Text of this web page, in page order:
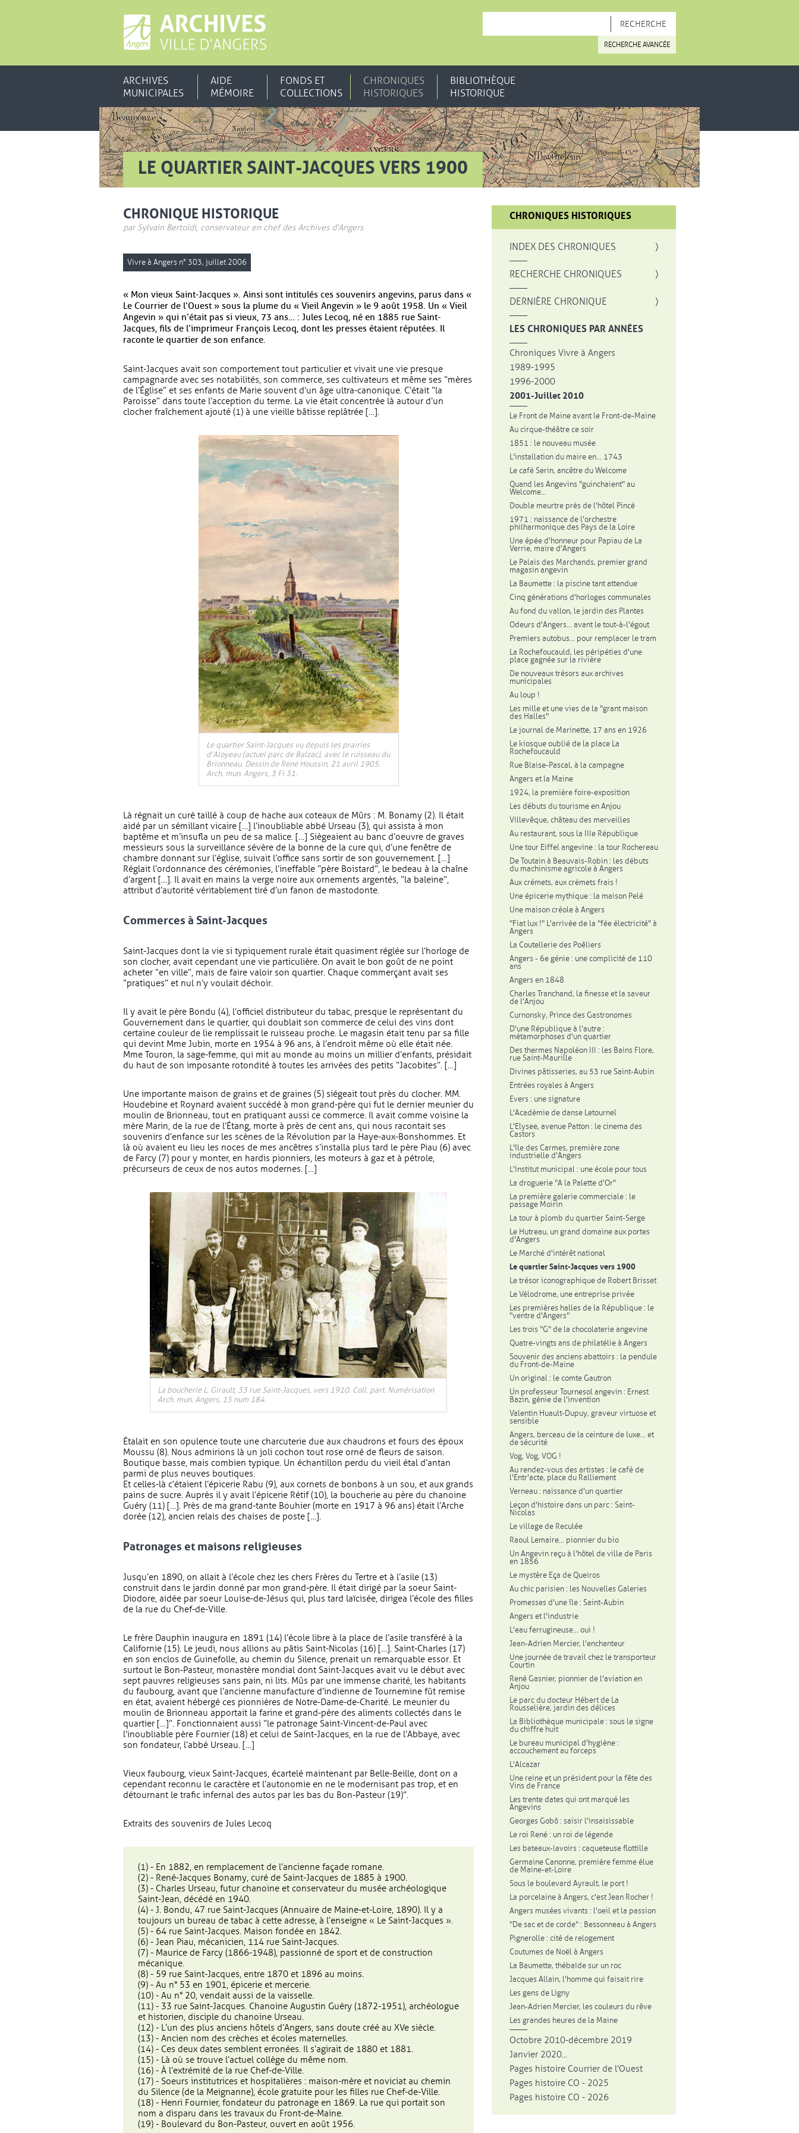
RECHERCHE AVANCÉE
ARCHIVES
MUNICIPALES
AIDE
MÉMOIRE
FONDS ET
COLLECTIONS
CHRONIQUES
HISTORIQUES
BIBLIOTHÈQUE
HISTORIQUE
LE QUARTIER SAINT-JACQUES VERS 1900
CHRONIQUE HISTORIQUE
par Sylvain Bertoldi, conservateur en chef des Archives d'Angers
Vivre à Angers n° 303, juillet 2006
« Mon vieux Saint-Jacques ». Ainsi sont intitulés ces souvenirs angevins, parus dans «
Le Courrier de l’Ouest » sous la plume du « Vieil Angevin » le 9 août 1958. Un « Vieil
Angevin » qui n’était pas si vieux, 73 ans… : Jules Lecoq, né en 1885 rue Saint-
Jacques, fils de l’imprimeur François Lecoq, dont les presses étaient réputées. Il
raconte le quartier de son enfance.
Saint-Jacques avait son comportement tout particulier et vivait une vie presque
campagnarde avec ses notabilités, son commerce, ses cultivateurs et même ses “mères
de l’Église” et ses enfants de Marie souvent d’un âge ultra-canonique. C’était “la
Paroisse” dans toute l’acception du terme. La vie était concentrée là autour d’un
clocher fraîchement ajouté (1) à une vieille bâtisse replâtrée […].
Le quartier Saint-Jacques vu depuis les prairies
d’Aloyeau (actuel parc de Balzac), avec le ruisseau du
Brionneau. Dessin de René Houssin, 21 avril 1905.
Arch. mun. Angers, 3 Fi 31.
Là régnait un curé taillé à coup de hache aux coteaux de Mûrs : M. Bonamy (2). Il était
aidé par un sémillant vicaire […] l’inoubliable abbé Urseau (3), qui assista à mon
baptême et m’insufla un peu de sa malice. […] Siègeaient au banc d’oeuvre de graves
messieurs sous la surveillance sévère de la bonne de la cure qui, d’une fenêtre de
chambre donnant sur l’église, suivait l’office sans sortir de son gouvernement. […]
Réglait l’ordonnance des cérémonies, l’ineffable “père Boistard”, le bedeau à la chaîne
d’argent […]. Il avait en mains la verge noire aux ornements argentés, “la baleine”,
attribut d’autorité véritablement tiré d’un fanon de mastodonte.
Commerces à Saint-Jacques
Saint-Jacques dont la vie si typiquement rurale était quasiment réglée sur l’horloge de
son clocher, avait cependant une vie particulière. On avait le bon goût de ne point
acheter “en ville”, mais de faire valoir son quartier. Chaque commerçant avait ses
“pratiques” et nul n’y voulait déchoir.
Il y avait le père Bondu (4), l’officiel distributeur du tabac, presque le représentant du
Gouvernement dans le quartier, qui doublait son commerce de celui des vins dont
certaine couleur de lie remplissait le ruisseau proche. Le magasin était tenu par sa fille
qui devint Mme Jubin, morte en 1954 à 96 ans, à l’endroit même où elle était née.
Mme Touron, la sage-femme, qui mit au monde au moins un millier d’enfants, présidait
du haut de son imposante rotondité à toutes les arrivées des petits “Jacobites”. […]
Une importante maison de grains et de graines (5) siégeait tout près du clocher. MM.
Houdebine et Roynard avaient succédé à mon grand-père qui fut le dernier meunier du
moulin de Brionneau, tout en pratiquant aussi ce commerce. Il avait comme voisine la
mère Marin, de la rue de l’Étang, morte à près de cent ans, qui nous racontait ses
souvenirs d’enfance sur les scènes de la Révolution par la Haye-aux-Bonshommes. Et
là où avaient eu lieu les noces de mes ancêtres s’installa plus tard le père Piau (6) avec
de Farcy (7) pour y monter, en hardis pionniers, les moteurs à gaz et à pétrole,
précurseurs de ceux de nos autos modernes. […]
La boucherie L. Girault, 33 rue Saint-Jacques, vers 1910. Coll. part. Numérisation
Arch. mun. Angers, 15 num 184.
Étalait en son opulence toute une charcuterie due aux chaudrons et fours des époux
Moussu (8). Nous admirions là un joli cochon tout rose orné de fleurs de saison.
Boutique basse, mais combien typique. Un échantillon perdu du vieil étal d’antan
parmi de plus neuves boutiques.
Et celles-là c’étaient l’épicerie Rabu (9), aux cornets de bonbons à un sou, et aux grands
pains de sucre. Auprès il y avait l’épicerie Rétif (10), la boucherie au père du chanoine
Guéry (11) […]. Près de ma grand-tante Bouhier (morte en 1917 à 96 ans) était l’Arche
dorée (12), ancien relais des chaises de poste […].
Patronages et maisons religieuses
Jusqu’en 1890, on allait à l’école chez les chers Frères du Tertre et à l’asile (13)
construit dans le jardin donné par mon grand-père. Il était dirigé par la soeur Saint-
Diodore, aidée par soeur Louise-de-Jésus qui, plus tard laïcisée, dirigea l’école des filles
de la rue du Chef-de-Ville.
Le frère Dauphin inaugura en 1891 (14) l’école libre à la place de l’asile transféré à la
Californie (15). Le jeudi, nous allions au pâtis Saint-Nicolas (16) […]. Saint-Charles (17)
en son enclos de Guinefolle, au chemin du Silence, prenait un remarquable essor. Et
surtout le Bon-Pasteur, monastère mondial dont Saint-Jacques avait vu le début avec
sept pauvres religieuses sans pain, ni lits. Mûs par une immense charité, les habitants
du faubourg, avant que l’ancienne manufacture d’indienne de Tournemine fût remise
en état, avaient hébergé ces pionnières de Notre-Dame-de-Charité. Le meunier du
moulin de Brionneau apportait la farine et grand-père des aliments collectés dans le
quartier […]”. Fonctionnaient aussi “le patronage Saint-Vincent-de-Paul avec
l’inoubliable père Fournier (18) et celui de Saint-Jacques, en la rue de l’Abbaye, avec
son fondateur, l’abbé Urseau. […]
Vieux faubourg, vieux Saint-Jacques, écartelé maintenant par Belle-Beille, dont on a
cependant reconnu le caractère et l’autonomie en ne le modernisant pas trop, et en
détournant le trafic infernal des autos par les bas du Bon-Pasteur (19)”.
Extraits des souvenirs de Jules Lecoq
(1) - En 1882, en remplacement de l’ancienne façade romane.
(2) - René-Jacques Bonamy, curé de Saint-Jacques de 1885 à 1900.
(3) - Charles Urseau, futur chanoine et conservateur du musée archéologique
Saint-Jean, décédé en 1940.
(4) - J. Bondu, 47 rue Saint-Jacques (Annuaire de Maine-et-Loire, 1890). Il y a
toujours un bureau de tabac à cette adresse, à l’enseigne « Le Saint-Jacques ».
(5) - 64 rue Saint-Jacques. Maison fondée en 1842.
(6) - Jean Piau, mécanicien, 114 rue Saint-Jacques.
(7) - Maurice de Farcy (1866-1948), passionné de sport et de construction
mécanique.
(8) - 59 rue Saint-Jacques, entre 1870 et 1896 au moins.
(9) - Au n° 53 en 1901, épicerie et mercerie.
(10) - Au n° 20, vendait aussi de la vaisselle.
(11) - 33 rue Saint-Jacques. Chanoine Augustin Guéry (1872-1951), archéologue
et historien, disciple du chanoine Urseau.
(12) - L’un des plus anciens hôtels d’Angers, sans doute créé au XVe siècle.
(13) - Ancien nom des crèches et écoles maternelles.
(14) - Ces deux dates semblent erronées. Il s’agirait de 1880 et 1881.
(15) - Là où se trouve l’actuel collège du même nom.
(16) - À l’extrémité de la rue Chef-de-Ville.
(17) - Soeurs institutrices et hospitalières : maison-mère et noviciat au chemin
du Silence (de la Meignanne), école gratuite pour les filles rue Chef-de-Ville.
(18) - Henri Fournier, fondateur du patronage en 1869. La rue qui portait son
nom a disparu dans les travaux du Front-de-Maine.
(19) - Boulevard du Bon-Pasteur, ouvert en août 1956.
CHRONIQUES HISTORIQUES
INDEX DES CHRONIQUES
RECHERCHE CHRONIQUES , OUVRE UNE NOUVELLE FENÊTRE
DERNIÈRE CHRONIQUE
LES CHRONIQUES PAR ANNÉES
Chroniques Vivre à Angers
1989-1995
1996-2000
2001-Juillet 2010
Le Front de Maine avant le Front-de-Maine
Au cirque-théâtre ce soir
1851 : le nouveau musée
L'installation du maire en... 1743
Le café Serin, ancêtre du Welcome
Quand les Angevins "guinchaient" au
Welcome...
Double meurtre près de l'hôtel Pincé
1971 : naissance de l'orchestre
philharmonique des Pays de la Loire
Une épée d'honneur pour Papiau de La
Verrie, maire d'Angers
Le Palais des Marchands, premier grand
magasin angevin
La Baumette : la piscine tant attendue
Cinq générations d'horloges communales
Au fond du vallon, le jardin des Plantes
Odeurs d'Angers... avant le tout-à-l'égout
Premiers autobus... pour remplacer le tram
La Rochefoucauld, les péripéties d'une
place gagnée sur la rivière
De nouveaux trésors aux archives
municipales
Au loup !
Les mille et une vies de la "grant maison
des Halles"
Le journal de Marinette, 17 ans en 1926
Le kiosque oublié de la place La
Rochefoucauld
Rue Blaise-Pascal, à la campagne
Angers et la Maine
1924, la première foire-exposition
Les débuts du tourisme en Anjou
Villevêque, château des merveilles
Au restaurant, sous la IIIe République
Une tour Eiffel angevine : la tour Rochereau
De Toutain à Beauvais-Robin : les débuts
du machinisme agricole à Angers
Aux crémets, aux crémets frais !
Une épicerie mythique : la maison Pelé
Une maison créole à Angers
"Fiat lux !" L'arrivée de la "fée électricité" à
Angers
La Coutellerie des Poêliers
Angers - 6e génie : une complicité de 110
ans
Angers en 1848
Charles Tranchand, la finesse et la saveur
de l'Anjou
Curnonsky, Prince des Gastronomes
D'une République à l'autre :
métamorphoses d'un quartier
Des thermes Napoléon III : les Bains Flore,
rue Saint-Maurille
Divines pâtisseries, au 53 rue Saint-Aubin
Entrées royales à Angers
Evers : une signature
L'Académie de danse Letournel
L'Elysee, avenue Patton : le cinema des
Castors
L'île des Carmes, première zone
industrielle d'Angers
L'Institut municipal : une école pour tous
La droguerie "A la Palette d'Or"
La première galerie commerciale : le
passage Moirin
La tour à plomb du quartier Saint-Serge
Le Hutreau, un grand domaine aux portes
d'Angers
Le Marché d'intérêt national
Le quartier Saint-Jacques vers 1900
Le trésor iconographique de Robert Brisset
Le Vélodrome, une entreprise privée
Les premières halles de la République : le
"ventre d'Angers"
Les trois "G" de la chocolaterie angevine
Quatre-vingts ans de philatélie à Angers
Souvenir des anciens abattoirs : la pendule
du Front-de-Maine
Un original : le comte Gautron
Un professeur Tournesol angevin : Ernest
Bazin, génie de l'invention
Valentin Huault-Dupuy, graveur virtuose et
sensible
Angers, berceau de la ceinture de luxe... et
de sécurité
Vog, Vog, VOG !
Au rendez-vous des artistes : le café de
l'Entr'acte, place du Ralliement
Verneau : naissance d'un quartier
Leçon d'histoire dans un parc : Saint-
Nicolas
Le village de Reculée
Raoul Lemaire... pionnier du bio
Un Angevin reçu à l'hôtel de ville de Paris
en 1856
Le mystère Eça de Queiros
Au chic parisien : les Nouvelles Galeries
Promesses d'une île : Saint-Aubin
Angers et l'industrie
L'eau ferrugineuse... oui !
Jean-Adrien Mercier, l'enchanteur
Une journée de travail chez le transporteur
Courtin
René Gasnier, pionnier de l'aviation en
Anjou
Le parc du docteur Hébert de La
Rousselière, jardin des délices
La Bibliothèque municipale : sous le signe
du chiffre huit
Le bureau municipal d'hygiène :
accouchement au forceps
L'Alcazar
Une reine et un président pour la fête des
Vins de France
Les trente dates qui ont marqué les
Angevins
Georges Gobô : saisir l'insaisissable
Le roi René : un roi de légende
Les bateaux-lavoirs : caqueteuse flottille
Germaine Canonne, première femme élue
de Maine-et-Loire
Sous le boulevard Ayrault, le port !
La porcelaine à Angers, c'est Jean Rocher !
Angers musées vivants : l'oeil et la passion
"De sac et de corde" : Bessonneau à Angers
Pignerolle : cité de relogement
Coutumes de Noël à Angers
La Baumette, thébaïde sur un roc
Jacques Allain, l'homme qui faisait rire
Les gens de Ligny
Jean-Adrien Mercier, les couleurs du rêve
Les grandes heures de la Maine
Octobre 2010-décembre 2019
Janvier 2020...
Pages histoire Courrier de l'Ouest
Pages histoire CO - 2025
Pages histoire CO - 2026